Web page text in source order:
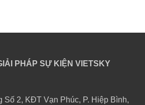
GIẢI PHÁP SỰ KIỆN VIETSKY
2, KĐT Vạn Phúc, P. Hiệp Bình,